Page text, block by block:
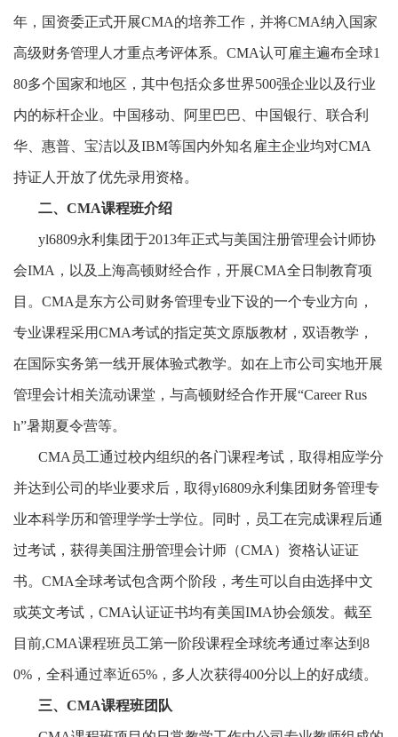
年，国资委正式开展CMA的培养工作，并将CMA纳入国家
高级财务管理人才重点考评体系。CMA认可雇主遍布全球1
80多个国家和地区，其中包括众多世界500强企业以及行业
内的标杆企业。中国移动、阿里巴巴、中国银行、联合利
华、惠普、宝洁以及IBM等国内外知名雇主企业均对CMA
持证人开放了优先录用资格。
二、 CMA课程班介绍
yl6809永利集团于2013年正式与美国注册管理会计师协
会IMA，以及上海高顿财经合作，开展CMA全日制教育项
目。CMA是东方公司财务管理专业下设的一个专业方向，
专业课程采用CMA考试的指定英文原版教材，双语教学，
在国际实务第一线开展体验式教学。如在上市公司实地开展
管理会计相关流动课堂，与高顿财经合作开展“Career Rus
h”暑期夏令营等。
CMA员工通过校内组织的各门课程考试，取得相应学分
并达到公司的毕业要求后，取得yl6809永利集团财务管理专
业本科学历和管理学学士学位。同时，员工在完成课程后通
过考试，获得美国注册管理会计师（CMA）资格认证证
书。CMA全球考试包含两个阶段，考生可以自由选择中文
或英文考试，CMA认证证书均有美国IMA协会颁发。截至
目前,CMA课程班员工第一阶段课程全球统考通过率达到8
0%，全科通过率近65%，多人次获得400分以上的好成绩。
三、 CMA课程班团队